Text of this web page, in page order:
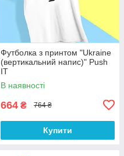
Футболка з принтом "Ukraine
(вертикальний напис)" Push
IT
В наявності
664 ₴ 764 ₴
Купити